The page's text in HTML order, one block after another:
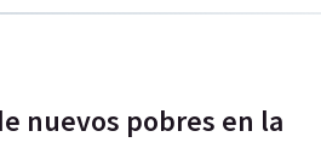
nuevos pobres en la